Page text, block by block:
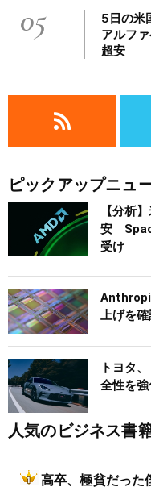
05
5日の米
アルフ
超安
ピックアップニュ
【分析
安
受け
上げを
トヨタ
全性を
人気のビジネス書
高卒、極貧だった